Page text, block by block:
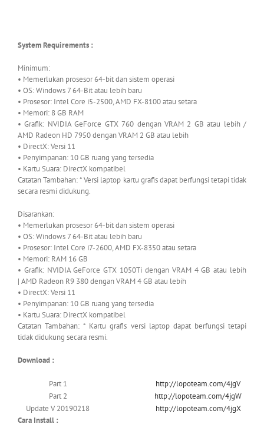
System Requirements :
Minimum:
• Memerlukan prosesor 64-bit dan sistem operasi
• OS: Windows 7 64-Bit atau lebih baru
• Prosesor: Intel Core i5-2500, AMD FX-8100 atau setara
• Memori: 8 GB RAM
• Grafik: NVIDIA GeForce GTX 760 dengan VRAM 2 GB atau lebih /
AMD Radeon HD 7950 dengan VRAM 2 GB atau lebih
• DirectX: Versi 11
• Penyimpanan: 10 GB ruang yang tersedia
• Kartu Suara: DirectX kompatibel
Catatan Tambahan: * Versi laptop kartu grafis dapat berfungsi tetapi tidak
secara resmi didukung.
Disarankan:
• Memerlukan prosesor 64-bit dan sistem operasi
• OS: Windows 7 64-Bit atau lebih baru
• Prosesor: Intel Core i7-2600, AMD FX-8350 atau setara
• Memori: RAM 16 GB
• Grafik: NVIDIA GeForce GTX 1050Ti dengan VRAM 4 GB atau lebih
| AMD Radeon R9 380 dengan VRAM 4 GB atau lebih
• DirectX: Versi 11
• Penyimpanan: 10 GB ruang yang tersedia
• Kartu Suara: DirectX kompatibel
Catatan Tambahan: * Kartu grafis versi laptop dapat berfungsi tetapi
tidak didukung secara resmi.
Download :
Part 1
http://lopoteam.com/4jgV
Part 2
http://lopoteam.com/4jgW
Update V 20190218
http://lopoteam.com/4jgX
Cara Install :